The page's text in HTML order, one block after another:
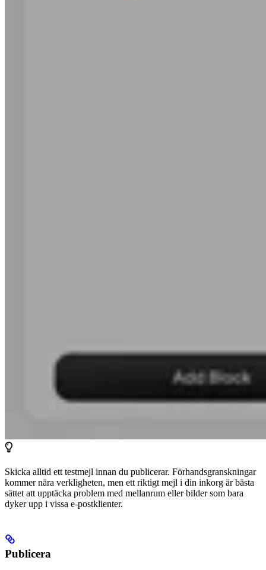
Skicka alltid ett testmejl innan du publicerar. Förhandsgranskningar
kommer nära verkligheten, men ett riktigt mejl i din inkorg är bästa
sättet att upptäcka problem med mellanrum eller bilder som bara
dyker upp i vissa e-postklienter.
Publicera